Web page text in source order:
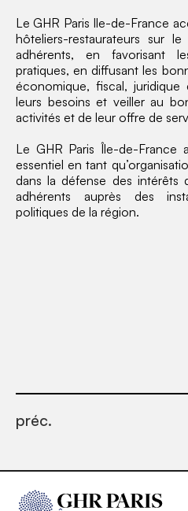
Le GHR Paris Ile-de-France
hôteliers-restaurateurs sur
adhérents, en favorisant
pratiques, en diffusant les
économique, fiscal,
leurs besoins et veiller au
activités et de leur offre de
Le GHR Paris Île-de-France
essentiel en tant
dans la défense des intérêts
adhérents auprès des
politiques de la région.
préc.